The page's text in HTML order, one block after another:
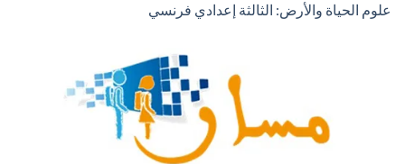
علوم الحياة والأرض: الثالثة إعدادي فرنسي